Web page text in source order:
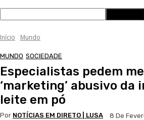
Início Mundo
MUNDO SOCIEDADE
Especialistas pedem
‘marketing’ abusivo da
leite em pó
Por NOTÍCIAS EM DIRETO | LUSA 8 De